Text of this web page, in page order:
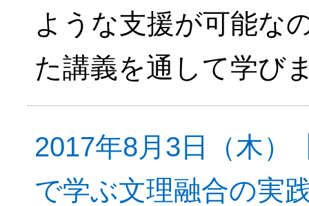
ような支援が可能な
た講義を通して学び
2017年8月3日（木）
で学ぶ文理融合の実